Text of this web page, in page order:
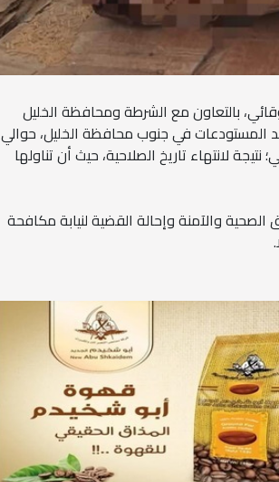
بالتعاون مع الشرطة ومحافظة الخليل
المستودعات في جنوب محافظة الخليل، حوالي
لانتهاء تاريخ الصلاحية، حيث أن تناولها
والآمنة وإحالة القضية لنيابة مكافحة